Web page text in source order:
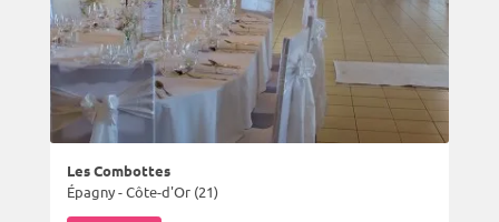
Les Combottes
Épagny - Côte-d'Or (21)